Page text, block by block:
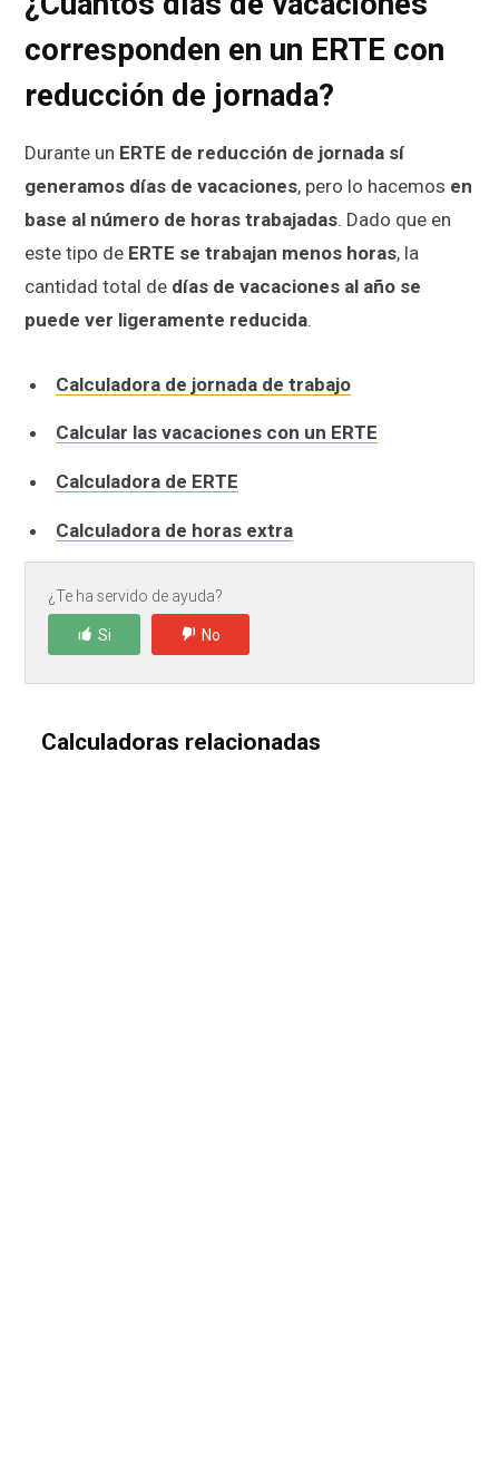
corresponden en un ERTE con
reducción de jornada?
Durante un ERTE de reducción de jornada sí
generamos días de vacaciones, pero lo hacemos en
base al número de horas trabajadas. Dado que en
este tipo de ERTE se trabajan menos horas, la
cantidad total de días de vacaciones al año se
puede ver ligeramente reducida.
Calculadora de jornada de trabajo
Calcular las vacaciones con un ERTE
Calculadora de ERTE
Calculadora de horas extra
¿Te ha servido de ayuda?
Si No
Calculadoras relacionadas